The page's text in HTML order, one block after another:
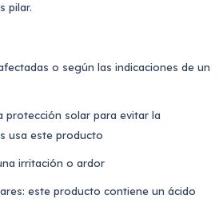
pilar.
o según las indicaciones de un
protección solar para evitar la
usa este producto
irritación o ardor
este producto contiene un ácido